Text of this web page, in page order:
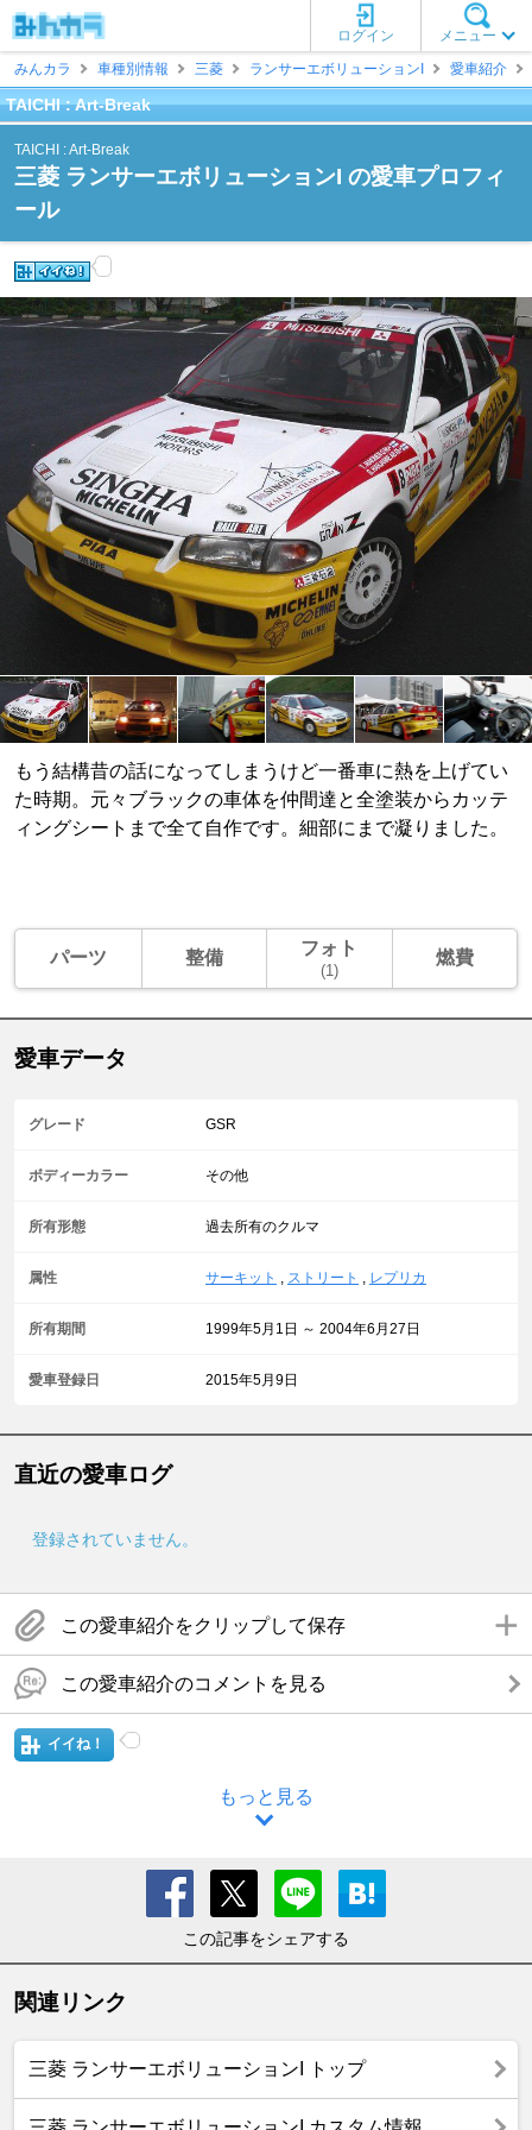
メニュー
ログイン
みんカラ
車種別情報 三菱 ランサーエボリューションI 愛車紹介
TAICHI : Art-Break
TAICHI : Art-Break
三菱 ランサーエボリューションI の愛車プロフィ
ール
もう結構昔の話になってしまうけど一番車に熱を上げてい
た時期。元々ブラックの車体を仲間達と全塗装からカッテ
ィングシートまで全て自作です。細部にまで凝りました。
パーツ 整備 フォト
(1)
燃費
愛車データ
グレード GSR
ボディーカラー その他
所有形態 過去所有のクルマ
属性 サーキット ストリート レプリカ
所有期間 1999年5月1日 ～ 2004年6月27日
愛車登録日 2015年5月9日
直近の愛車ログ
登録されていません。
この愛車紹介をクリップして保存
この愛車紹介のコメントを見る
イイね！
もっと見る
この記事をシェアする
関連リンク
三菱 ランサーエボリューションI トップ